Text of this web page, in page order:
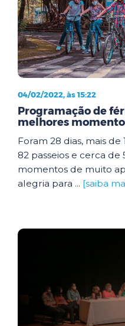
04/02/2022, às 15:22
Programação de
melhores
Foram 28 dias, mais de
82 passeios e cerca
momentos de muito
alegria para ... [saiba